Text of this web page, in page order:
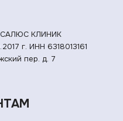
САЛЮС КЛИНИК
г. ИНН 6318013161
пер. д. 7